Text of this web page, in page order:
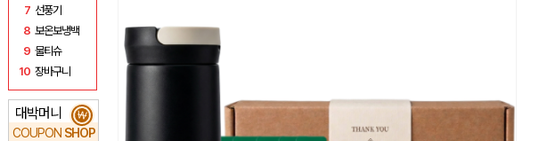
7 선풍기
8 보온보냉백
9 물티슈
10 장바구니
대박머니
COUPON SHOP
₩